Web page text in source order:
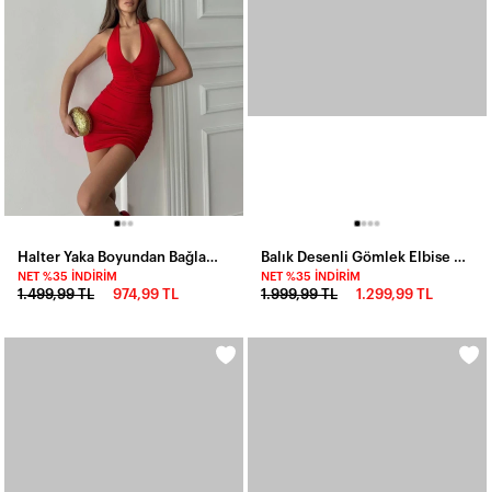
NET %35 İNDIRIM
1.499,99 TL 974,99 TL
NET %35 İNDIRIM
1.999,99 TL 1.299,99 TL